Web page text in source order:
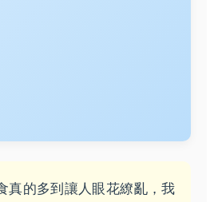
真的多到讓人眼花繚亂，我